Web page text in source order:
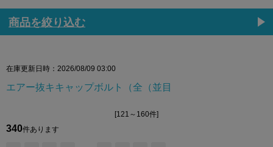
エアー抜き用途に対応する全ねじ・並目のキャップボルトです。六角穴を使って締
め付ける構成で、指定箇所の締結に使用します。
空気やガスの逃げ道が必要とされる装置・部品の締結や、エアー抜き仕様が指定さ
れた交換・保守作業に使用します。
商品を絞り込む
在庫更新日時：2026/08/09 03:00
エアー抜キキャップボルト（全（並目
[121～160件]
340件あります